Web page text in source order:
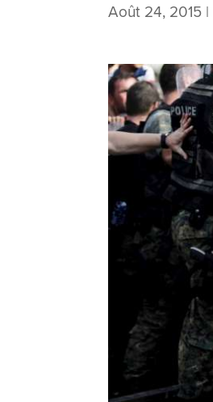
Août 24, 2015 |